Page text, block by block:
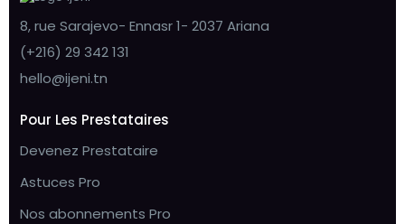
8, rue Sarajevo- Ennasr 1- 2037 Ariana
(+216) 29 342 131
hello@ijeni.tn
Pour Les Prestataires
Devenez Prestataire
Astuces Pro
Nos abonnements Pro